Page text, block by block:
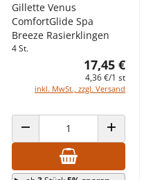
Gillette Venus
ComfortGlide Spa
Breeze Rasierklingen
4 St.
17,45 €
4,36 €/1 st
inkl. MwSt., zzgl. Versand
ANZAHL VERRINGERN ANZAHL